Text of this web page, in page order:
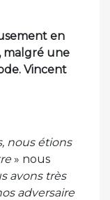
en
malgré une
Vincent
nous étions
» nous
avons très
adversaire